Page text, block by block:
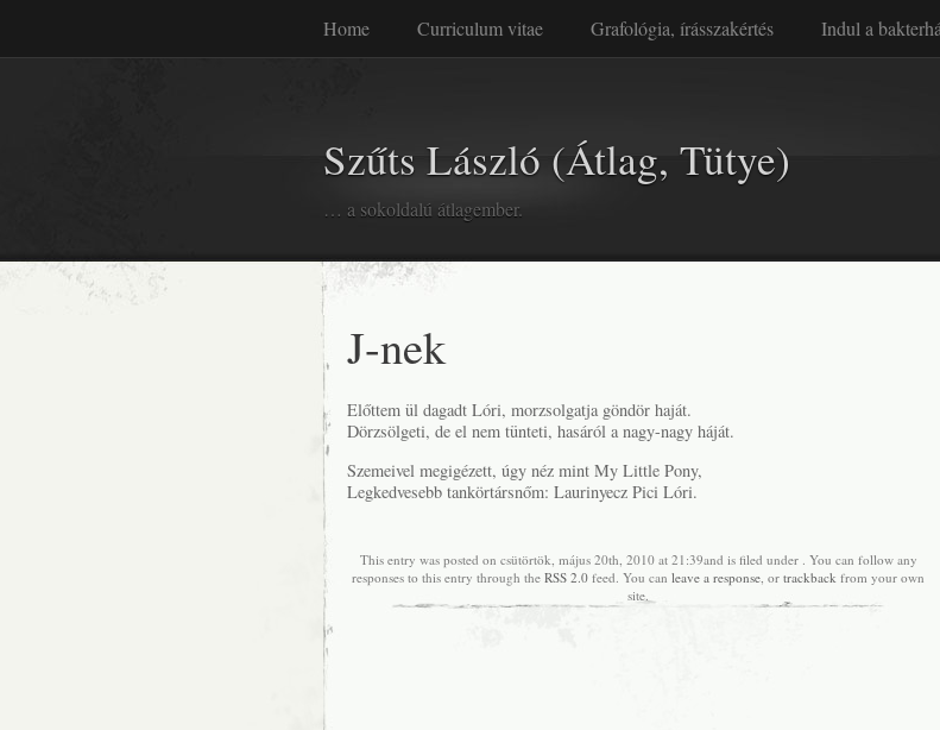
Home Curriculum vitae Grafológia, írásszakértés Indul a
… a sokoldalú átlagember.
Szűts László (Átlag, Tütye)
J-nek
Előttem ül dagadt Lóri, morzsolgatja göndör haját.
Dörzsölgeti, de el nem tünteti, hasáról a nagy-nagy háját.
Szemeivel megigézett, úgy néz mint My Little Pony,
Legkedvesebb tankörtársnőm: Laurinyecz Pici Lóri.
This entry was posted on csütörtök, május 20th, 2010 at 21:39and is filed under . You can follow any
responses to this entry through the RSS 2.0 feed. You can leave a response , or trackback from your own
site.